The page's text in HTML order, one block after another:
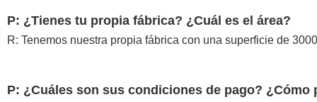
P: ¿Tienes tu propia fábrica? ¿Cuál es el área?
R: Tenemos nuestra propia fábrica con una superficie de
P: ¿Cuáles son sus condiciones de pago? ¿Cómo